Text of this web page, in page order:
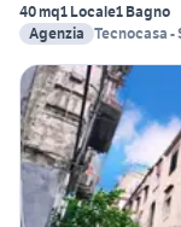
40 mq1 Locale1 Bagno
Agenzia Tecnocasa -